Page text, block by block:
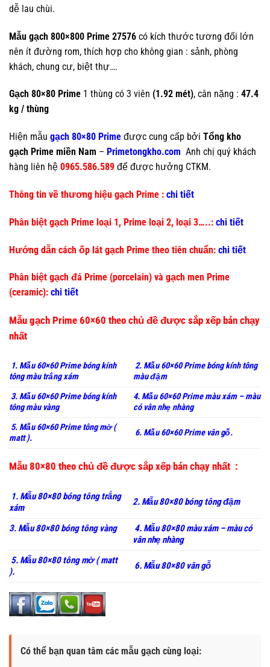
dễ lau chùi.
Mẫu gạch 800×800 Prime 27576 có kích thước tương đối lớn
nên ít đường rom, thích hợp cho không gian : sảnh, phòng
khách, chung cư, biệt thự….
Gạch 80×80 Prime 1 thùng có 3 viên (1.92 mét), cân nặng : 47.4
kg / thùng
Hiện mẫu gạch 80×80 Prime được cung cấp bởi Tổng kho
gạch Prime miền Nam – Primetongkho.com Anh chị quý khách
hàng liên hệ 0965.586.589 để được hưởng CTKM.
Thông tin về thương hiệu gạch Prime : chi tiết
Phân biệt gạch Prime loại 1, Prime loại 2, loại 3…..: chi tiết
Hướng dẫn cách ốp lát gạch Prime theo tiên chuẩn: chi tiết
Phân biệt gạch đá Prime (porcelain) và gạch men Prime
(ceramic): chi tiết
Mẫu gạch Prime 60×60 theo chủ đề được sắp xếp bán chạy
nhất
1. Mẫu 60×60 Prime bóng kính
tông màu trắng xám
2. Mẫu 60×60 Prime bóng kính tông
màu đậm
3. Mẫu 60×60 Prime bóng kính
tông màu vàng
4. Mẫu 60×60 Prime màu xám – màu
có vân nhẹ nhàng
5. Mẫu 60×60 Prime tông mờ (
matt ).
6. Mẫu 60×60 Prime vân gỗ.
Mẫu 80×80 theo chủ đề được sắp xếp bán chạy nhất :
1. Mẫu 80×80 bóng tông trắng
xám
2. Mẫu 80×80 bóng tông đậm
3. Mẫu 80×80 bóng tông vàng
4. Mẫu 80×80 màu xám – màu có
vân nhẹ nhàng
5. Mẫu 80×80 tông mờ ( matt
).
6. Mẫu 80×80 vân gỗ
Có thể bạn quan tâm các mẫu gạch cùng loại: